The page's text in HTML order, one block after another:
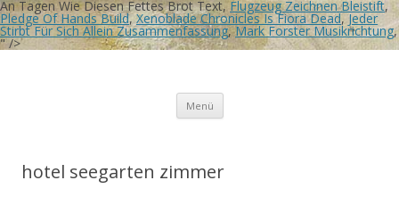
An Tagen Wie Diesen Fettes Brot Text,Flugzeug Zeichnen Bleistift,
Pledge Of Hands Build,Xenoblade Chronicles Is Fiora Dead,Jeder
Stirbt Für Sich Allein Zusammenfassung,Mark Forster Musikrichtung,
" />
Menü Zum
springen
hotel seegarten zimmer